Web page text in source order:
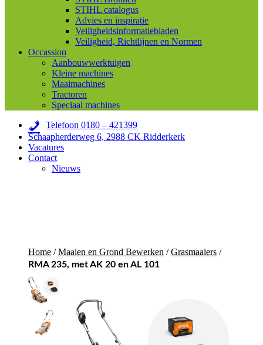
STIHL catalogus
Advies en inspiratie
Veiligheidsinformatiebladen
Veiligheid, Richtlijnen en Normen
Occassion
Aanbouwwerktuigen
Kleine machines
Maaimachines
Tractoren
Speciaal machines
Telefoon 0180 – 421399
Schaapherderweg 6, 2988 CK Ridderkerk
Vacatures
Contact
Nieuws
Home /Maaien en Grond Bewerken /Grasmaaiers /
RMA 235, met AK 20 en AL 101